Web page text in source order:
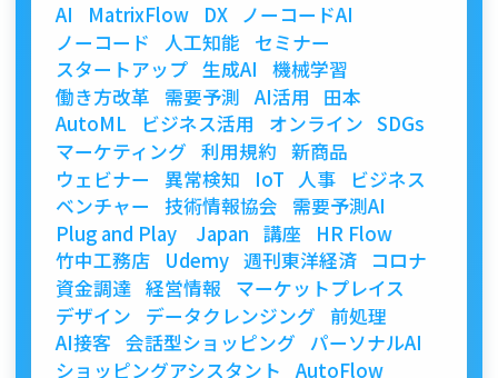
AI MatrixFlow DX
ノーコードAI
ノーコード
人工知能
セミナー
スタートアップ 生成AI
機械学習
働き方改革
需要予測 AI活用
田本
AutoML
ビジネス活用 オンライン SDGs
マーケティング 利用規約 新商品
ウェビナー
異常検知 IoT 人事
ビジネス
ベンチャー
技術情報協会
需要予測AI
Plug and Play Japan 講座
HR Flow
竹中工務店
Udemy 週刊東洋経済
コロナ
資金調達 経営情報 マーケットプレイス
デザイン
データクレンジング 前処理
AI接客 会話型ショッピング パーソナルAI
ショッピングアシスタント
AutoFlow